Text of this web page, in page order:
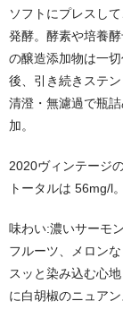
ソフトにプレスし
発酵。酵素や培養
の醸造添加物は一
後、引き続きステ
清澄・無濾過で瓶
加。
2020ヴィンテージ
トータルは 56mg/l。
味わい:濃いサーモ
フルーツ、メロン
スッと染み込む心
に白胡椒のニュアン